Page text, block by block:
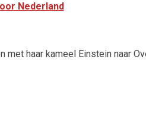
Nederland
met haar kameel Einstein naar